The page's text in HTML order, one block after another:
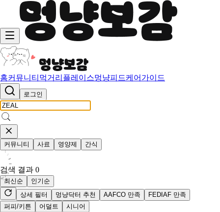
홈커뮤니티 먹거리 플레이스멍냥피드케어가이드
로그인
커뮤니티 사료 영양제 간식
검색 결과 0
최신순
인기순
상세 필터
멍냥닥터 추천 AAFCO 만족
FEDIAF 만족
퍼피/키튼
어덜트 시니어